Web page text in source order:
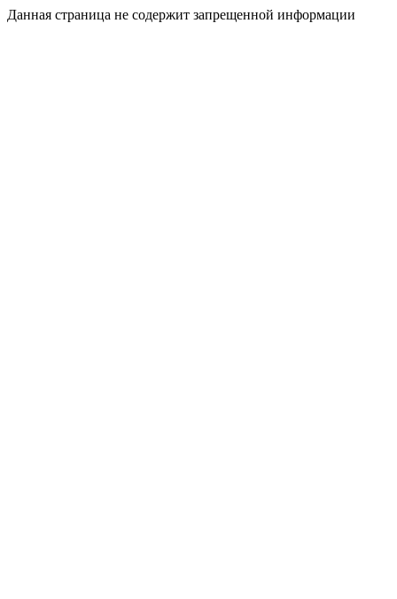
Данная страница не содержит запрещенной информации